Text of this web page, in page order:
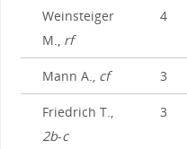
Weinsteiger
M., rf
4
Mann A., cf 3
Friedrich T.,
2b-c
3